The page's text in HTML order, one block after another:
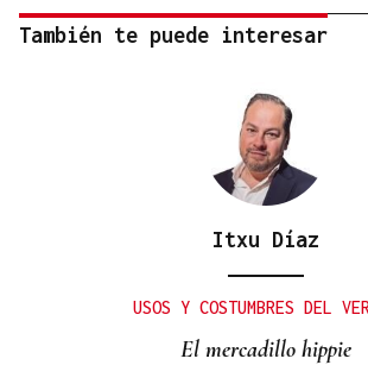
También te puede interesar
Itxu Díaz
USOS Y COSTUMBRES DEL
El mercadillo hippie